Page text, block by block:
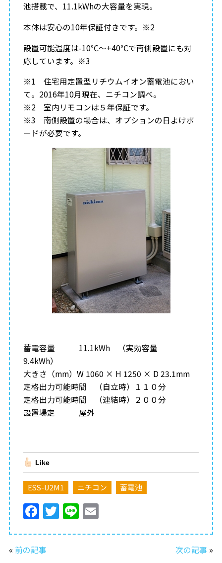
池搭載で、11.1kWhの大容量を実現。
本体は安心の10年保証付きです。※2
設置可能温度は-10℃～+40℃で南側設置にも対
応しています。※3
※1 住宅用定置型リチウムイオン蓄電池におい
て。2016年10月現在、ニチコン調べ。
※2 室内リモコンは５年保証です。
※3 南側設置の場合は、オプションの日よけボ
ードが必要です。
蓄電容量 11.1kWh （実効容量
9.4kWh）
大きさ（mm）W 1060 × H 1250 × D 23.1mm
定格出力可能時間 （自立時）１１０分
定格出力可能時間 （連結時）２００分
設置場定 屋外
Like
ESS-U2M1 ニチコン 蓄電池
F
a
c
T
w
Li
n
E
« 前の記事 次の記事 »